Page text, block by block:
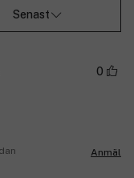
Senast
0
Anmäl